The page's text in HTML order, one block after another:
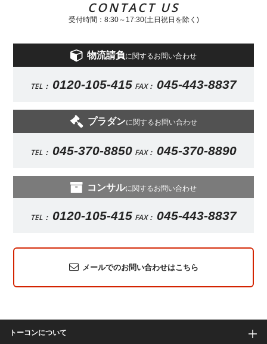
CONTACT US
受付時間：8:30～17:30(土日祝日を除く)
物流請負に関するお問い合わせ
TEL： 0120-105-415 FAX： 045-443-8837
プラダンに関するお問い合わせ
TEL： 045-370-8850 FAX： 045-370-8890
コンサルに関するお問い合わせ
TEL： 0120-105-415 FAX： 045-443-8837
メールでのお問い合わせはこちら
トーコンについて